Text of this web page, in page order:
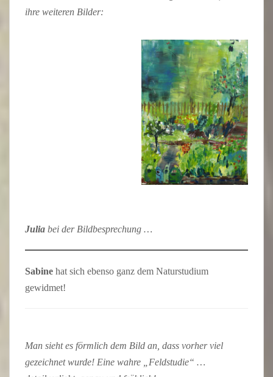
ihre weiteren Bilder:
Julia bei der Bildbesprechung …
Sabine hat sich ebenso ganz dem Naturstudium
gewidmet!
Man sieht es förmlich dem Bild an, dass vorher viel
gezeichnet wurde! Eine wahre „Feldstudie“ …